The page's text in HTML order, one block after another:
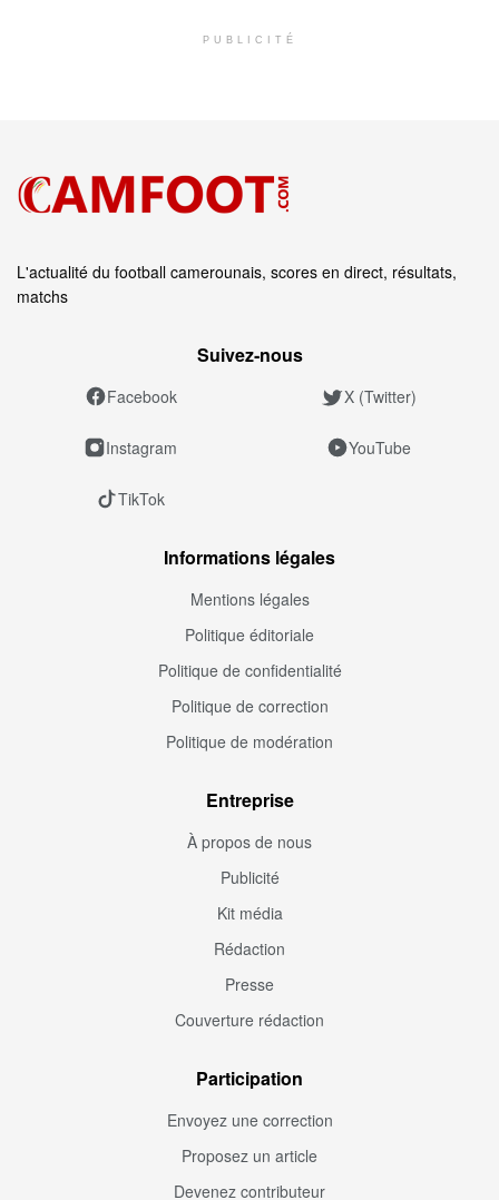
PUBLICITÉ
L'actualité du football camerounais, scores en direct, résultats,
matchs
Suivez‑nous
Facebook X (Twitter)
Instagram YouTube
TikTok
Informations légales
Mentions légales
Politique éditoriale
Politique de confidentialité
Politique de correction
Politique de modération
Entreprise
À propos de nous
Publicité
Kit média
Rédaction
Presse
Couverture rédaction
Participation
Envoyez une correction
Proposez un article
Devenez contributeur